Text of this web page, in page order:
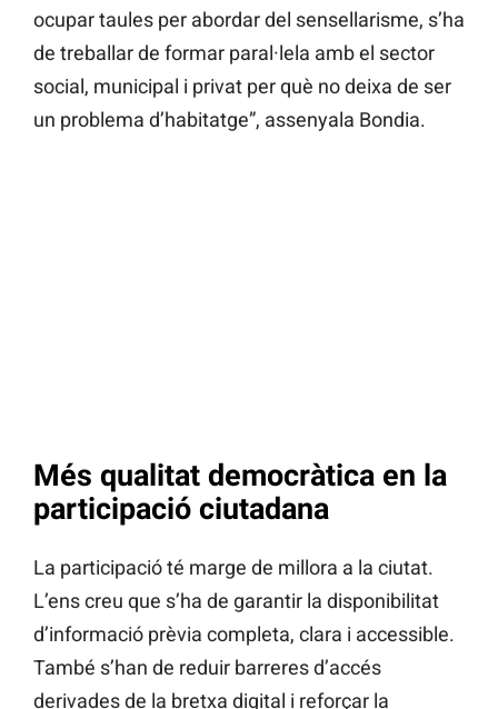
ocupar taules per abordar del sensellarisme, s’ha
de treballar de formar paral·lela amb el sector
social, municipal i privat per què no deixa de ser
un problema d’habitatge”, assenyala Bondia.
Més qualitat democràtica en la
participació ciutadana
La participació té marge de millora a la ciutat.
L’ens creu que s’ha de garantir la disponibilitat
d’informació prèvia completa, clara i accessible.
També s’han de reduir barreres d’accés
derivades de la bretxa digital i reforçar la